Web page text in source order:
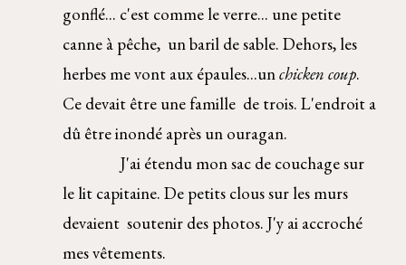
gonflé... c'est comme le verre... une petite
canne à pêche,  un baril de sable. Dehors, les
herbes me vont aux épaules...un chicken coup.
Ce devait être une famille  de trois. L'endroit a
dû être inondé après un ouragan.
J'ai étendu mon sac de couchage sur
le lit capitaine. De petits clous sur les murs
devaient  soutenir des photos. J'y ai accroché
mes vêtements.